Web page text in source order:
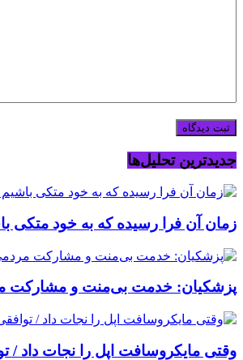
جدیدترین تحلیل‌ها
زمان آن فرا رسیده که به خود متکی
پزشکیان: خدمت بی‌منت و مشارکت
وقتی مایکروسافت اپل را نجات داد